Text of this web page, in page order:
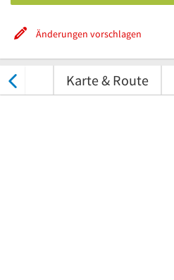
Änderungen vorschlagen
Karte & Route